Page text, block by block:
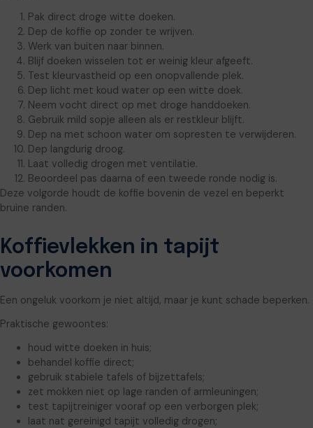
Pak direct droge witte doeken.
Dep de koffie op zonder te wrijven.
Werk van buiten naar binnen.
Blijf doeken wisselen tot er weinig kleur afgeeft.
Test kleurvastheid op een onopvallende plek.
Dep licht met koud water op een witte doek.
Neem vocht direct op met droge handdoeken.
Gebruik mild sopje alleen als er restkleur blijft.
Dep na met schoon water om sopresten te verwijderen.
Dep langdurig droog.
Laat volledig drogen met ventilatie.
Beoordeel pas daarna of een tweede ronde nodig is.
Deze volgorde houdt de koffie bovenin de vezel en beperkt
bruine randen.
Koffievlekken in tapijt
voorkomen
Een ongeluk voorkom je niet altijd, maar je kunt schade beperken.
Praktische gewoontes:
houd witte doeken in huis;
behandel koffie direct;
gebruik stabiele tafels of bijzettafels;
zet mokken niet op lage randen of armleuningen;
test tapijtreiniger vooraf op een verborgen plek;
laat nat gereinigd tapijt volledig drogen;